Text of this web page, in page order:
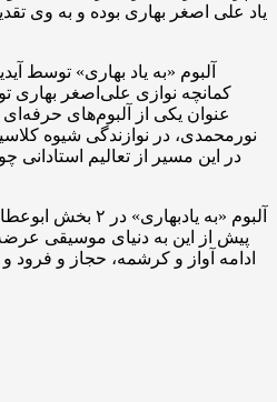
یاد علی اصغر بهاری بوده و به وی
آلبوم «به یاد بهاری» توسط
کمانچه نوازی علی‌اصغر بهاری
عنوان یکی از آلبوم‌های
نورمحمدی، در نوازندگی شیوه
در این مسیر از تعالیم
آلبوم «به
پیش از این به دنیای موسیقی
ادامه آواز و کرشمه، حجاز و فرود